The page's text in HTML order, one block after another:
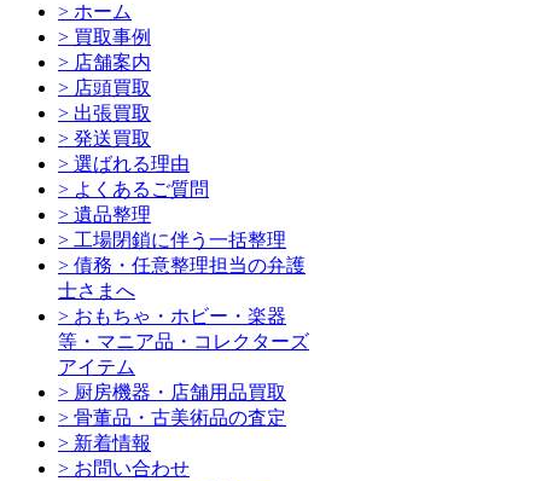
> ホーム
> 買取事例
> 店舗案内
> 店頭買取
> 出張買取
> 発送買取
> 選ばれる理由
> よくあるご質問
> 遺品整理
> 工場閉鎖に伴う一括整理
> 債務・任意整理担当の弁護
士さまへ
> おもちゃ・ホビー・楽器
等・マニア品・コレクターズ
アイテム
> 厨房機器・店舗用品買取
> 骨董品・古美術品の査定
> 新着情報
> お問い合わせ